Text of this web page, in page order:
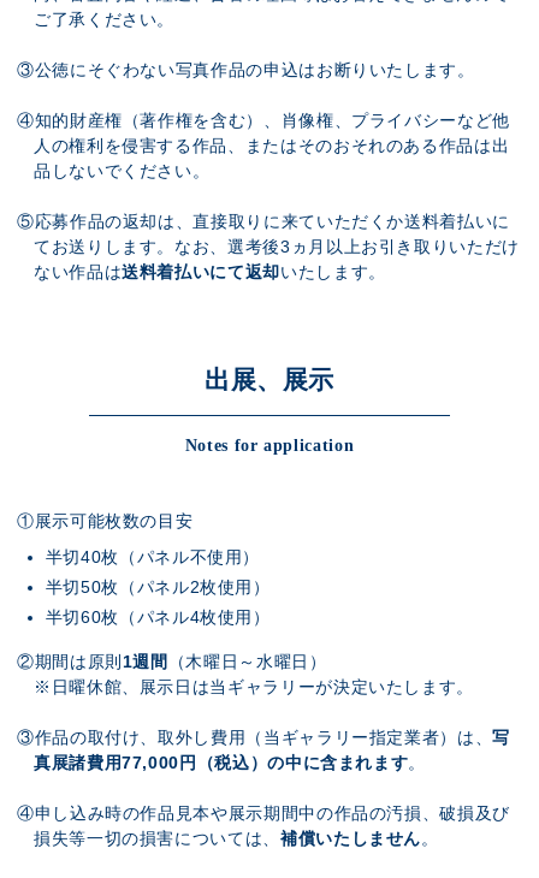
ご了承ください。
③公徳にそぐわない写真作品の申込はお断りいたします。
④知的財産権（著作権を含む）、肖像権、プライバシーなど他
人の権利を侵害する作品、またはそのおそれのある作品は出
品しないでください。
⑤応募作品の返却は、直接取りに来ていただくか送料着払いに
てお送りします。なお、選考後3ヵ月以上お引き取りいただけ
ない作品は送料着払いにて返却いたします。
出展、展示
Notes for application
①展示可能枚数の目安
半切40枚（パネル不使用）
半切50枚（パネル2枚使用）
半切60枚（パネル4枚使用）
②期間は原則 1週間
（木曜日～水曜日）
※日曜休館、展示日は当ギャラリーが決定いたします。
③作品の取付け、取外し費用（当ギャラリー指定業者）は、写
真展諸費用77,000円（税込）の中に含まれます。
④申し込み時の作品見本や展示期間中の作品の汚損、破損及び
損失等一切の損害については、 補償いたしません。